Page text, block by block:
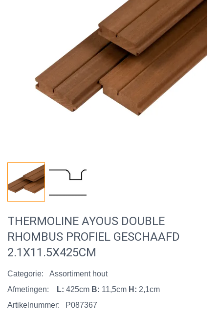
THERMOLINE AYOUS DOUBLE
RHOMBUS PROFIEL GESCHAAFD
2.1X11.5X425CM
Categorie:
Assortiment hout
Afmetingen:
L: 425cm B: 11,5cm H: 2,1cm
Artikelnummer:
P087367